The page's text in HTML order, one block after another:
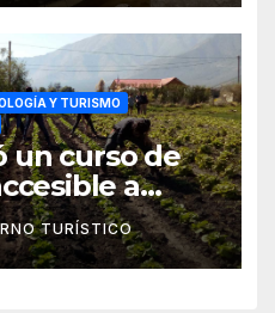
Y TURISMO
un curso de
a
TURÍSTICO